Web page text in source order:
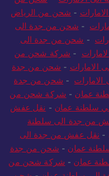
- شحن من الرياض
- شحن من جدة الى
- شحن من جدة الى
- شركة شحن من
الامارات - شحن من جدة
- شحن من جدة
عمان - شركة شحن من
سلطنة عمان - نقل عفش
من جدة الى سلطنة
- نقل عفش من جدة الى
عمان - شحن من جدة
عمان - شركة شحن من